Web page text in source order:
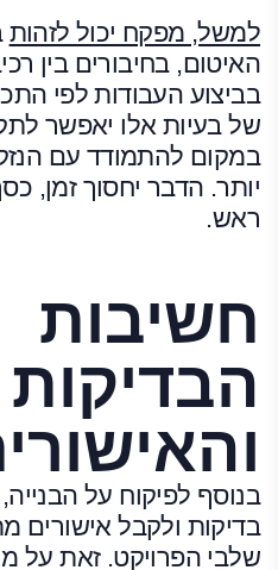
למשל, מפקח יכול לזהות
האיטום, בחיבורים בין
בביצוע העבודות לפי
של בעיות אלו יאפשר
במקום להתמודד עם
יותר. הדבר יחסוך זמן,
ראש.
חשיבות
הבדיקות
בנוסף לפיקוח על
בדיקות ולקבל אישורים
שלבי הפרויקט. זאת על